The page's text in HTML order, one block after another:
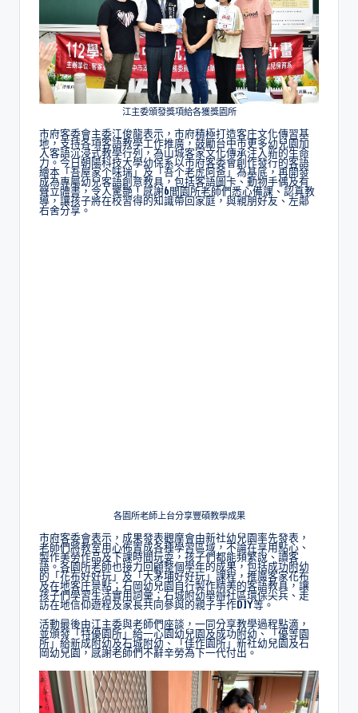
江主委頒發獎項給各獲獎園所
市府客委會主委江俊龍表示，市府積極打造客庄文化傳習基
地，支持各項客語教學工作推廣，鼓勵台中市更多幼兒園加
入客語沉浸式教學行列，為山城客家文化傳承注入新的生命
力。今日朝陽科技大學幼保系以市府客委會創作發行的客語
繪本「吾屋家个味瑞」及「吾个老虎阿爸」為基底，再開發
成為專屬幼兒客語創意教具，包括客語圖卡、動物手偶及有
聲立體書，令人驚艷！感謝6間園所老師們悉心備課、認真教
導，讓孩子將在校習得的知識帶回家庭，與親朋好友、左鄰
右舍分享。
各園所老師上台分享豐碩教學成果
市府客委會表示，成果發表觀摩會由新社幼兒園率先發表，
老師們將教室用心佈置成各種學習區域，不論在享用點心、
製作美勞作品及下課時間玩耍，孩子們都能頻繁說、讀客
語。各園所老師也接力回顧整個學年的成果，包括成功附幼
的「花布好好玩」及「大茅埔好好玩」課程，推廣客家花布
及在地客庄景點；石岡幼兒園自行製作精美的客語教具，讓
孩子們學習生活實用詞彙；石城附幼舉辦社區環保尖兵、走
訪在地信仰遊程及家長共同參與的親子手作DIY等。
活動最後由江主委與老師們座談，一同分享教學過程點滴，
並頒發「特優園所」給一心園幼兒園及成功附幼、「優等園
所」給新成附幼及石城附幼、「佳作園所」新社幼兒園及石
岡幼兒園，感謝老師們不辭辛勞為下一代付出。